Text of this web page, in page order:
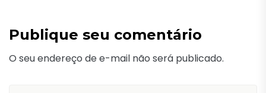
Publique seu comentário
O seu endereço de e-mail não será publicado.